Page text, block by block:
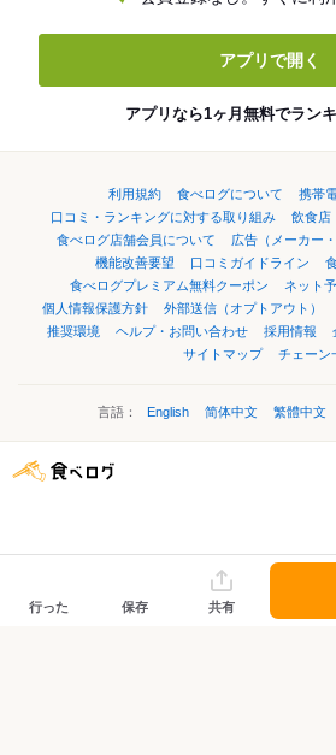
アプリで開く
アプリなら1ヶ月無料でラン
利用規約 食べログについて
携帯
口コミ・ランキングに対する取り組み
飲食店
食べログ店舗会員について
広告（メーカー
機能改善要望
口コミガイドライン
食べログプレミアム無料クーポン
ネット
個人情報保護方針
外部送信（オプトアウト）
推奨環境
ヘルプ・お問い合わせ 採用情報
サイトマップ
チェーン
言語： English 简体中文 繁體中文
行った 保存 共有